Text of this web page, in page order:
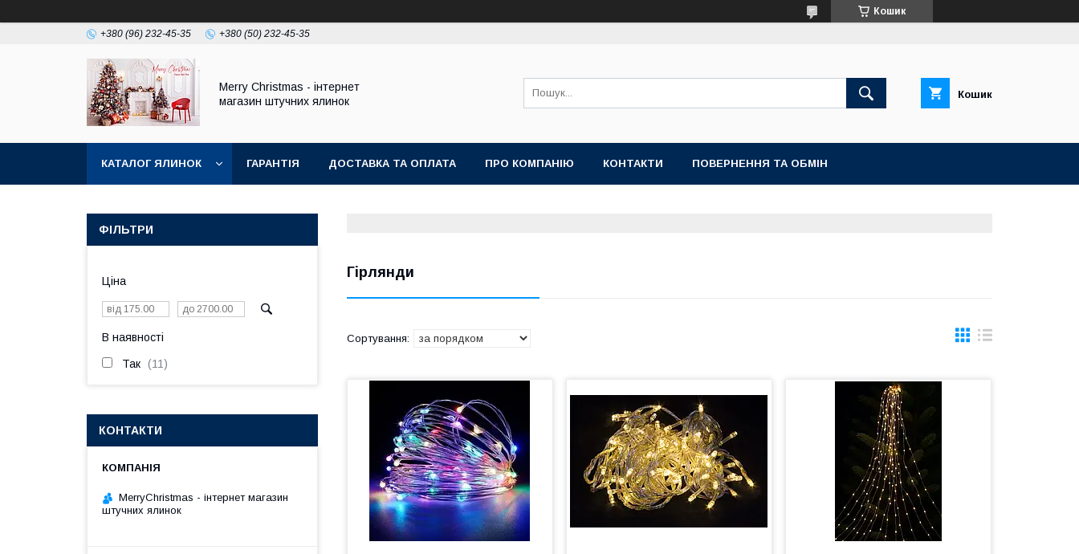
Кошик
+380 (96) 232-45-35 +380 (50) 232-45-35
Merry Christmas - інтернет
магазин штучних ялинок
Кошик
КАТАЛОГ ЯЛИНОК ГАРАНТІЯ ДОСТАВКА ТА ОПЛАТА ПРО КОМПАНІЮ КОНТАКТИ ПОВЕРНЕННЯ ТА ОБМІН
Гірлянди
ФІЛЬТРИ
Ціна
В наявності
Так 11
КОНТАКТИ
MerryChristmas - інтернет магазин
штучних ялинок